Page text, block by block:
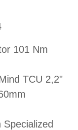
101 Nm
TCU 2,2"